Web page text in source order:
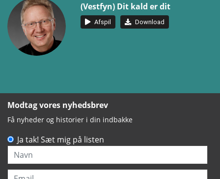
(Vestfyn) Dit kald er dit
Afspil Download
Modtag vores nyhedsbrev
Få nyheder og historier i din indbakke
Ja tak! Sæt mig på listen
Navn
Email